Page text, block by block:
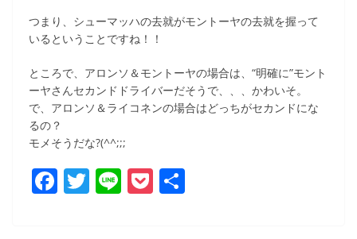
o
つまり、シューマッハの去就がモントーヤの去就を握って
いるということですね！！
ところで、アロンソ＆モントーヤの場合は、“明確に”モント
ーヤさんセカンドドライバーだそうで、、、かわいそ。
で、アロンソ＆ライコネンの場合はどっちがセカンドにな
るの？
モメそうだな?(^^;;;
F T Li P